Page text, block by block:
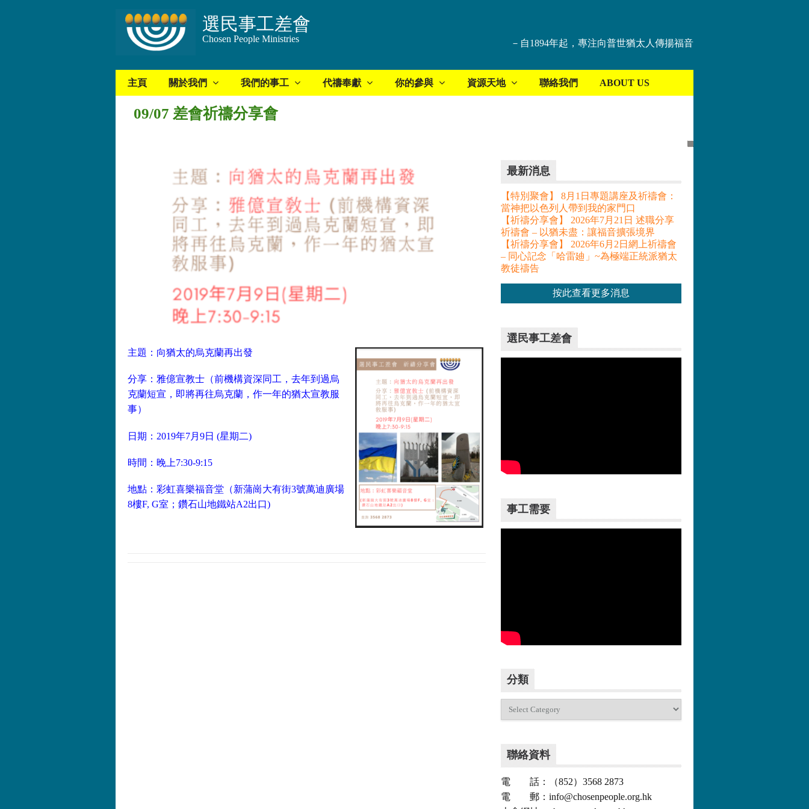
選民事工差會
Chosen People Ministries －自1894年起，專注向普世猶太人傳揚福音
主頁 關於我們 我們的事工 代禱奉獻 你的參與 資源天地 聯絡我們 ABOUT US
09/07 差會祈禱分享會
主題：向猶太的烏克蘭再出發
分享：雅億宣教士（前機構資深同工，去年到過烏
克蘭短宣，即將再往烏克蘭，作一年的猶太宣教服
事）
日期：2019年7月9日 (星期二)
時間：晚上7:30-9:15
地點： 彩虹喜樂福音堂（新蒲崗大有街3號萬迪廣場
8樓F, G室；鑽石山地鐵站A2出口)
最新消息
【特別聚會】 8月1日專題講座及祈禱會：
當神把以色列人帶到我的家門口
【祈禱分享會】 2026年7月21日 述職分享
祈禱會 – 以猶未盡：讓福音擴張境界
【祈禱分享會】 2026年6月2日網上祈禱會
– 同心記念「哈雷廸」~為極端正統派猶太
教徒禱告
按此查看更多消息
選民事工差會
事工需要
分類
聯絡資料
電 話：（852）3568 2873
電 郵：info@chosenpeople.org.hk